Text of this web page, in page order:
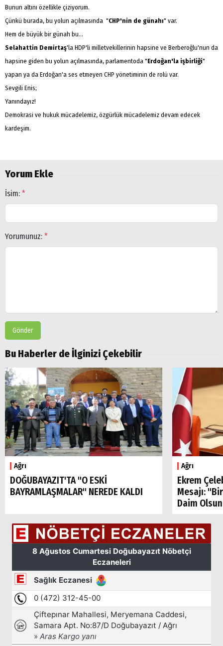
Bunun altını özellikle çiziyorum.
Çünkü burada, bu yolun açılmasında "CHP'nin de günahı" var.
Hem de büyük bir günah bu...
Selahattin Demirtaş'la HDP'li milletvekillerinin hapsine ve Berberoğlu'nun da
hapsine giden bu yolun açılmasında, parlamentoda "Erdoğan'la işbirliği"
yapan ya da Erdoğan'a ses etmeyen CHP yönetiminin de rolü var.
Sevgili Enis;
Yanındayız!
Demokrasi ve hukuk mücadelemiz, özgürlük mücadelemiz devam edecek
kardeşim.
Yorum Ekle
İsim: *
Yorumunuz: *
Gönder
Bu Haberler de İlginizi Çekebilir
Ağrı
DOĞUBAYAZIT'TA "O ESKİ
BAYRAMLAŞMALAR" NEREDE KALDI
Ağrı
Ekrem
Mesajı:
Daim